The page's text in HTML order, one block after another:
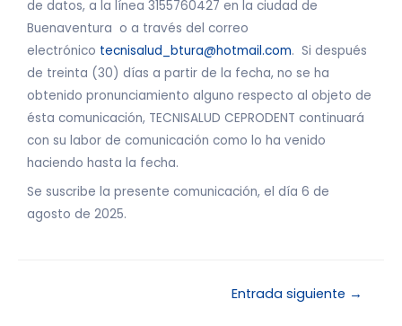
de datos, a la línea 3155760427 en la ciudad de
Buenaventura o a través del correo
electrónico tecnisalud_btura@hotmail.com. Si después
de treinta (30) días a partir de la fecha, no se ha
obtenido pronunciamiento alguno respecto al objeto de
ésta comunicación, TECNISALUD CEPRODENT continuará
con su labor de comunicación como lo ha venido
haciendo hasta la fecha.
Se suscribe la presente comunicación, el día 6 de
agosto de 2025.
Entrada siguiente →